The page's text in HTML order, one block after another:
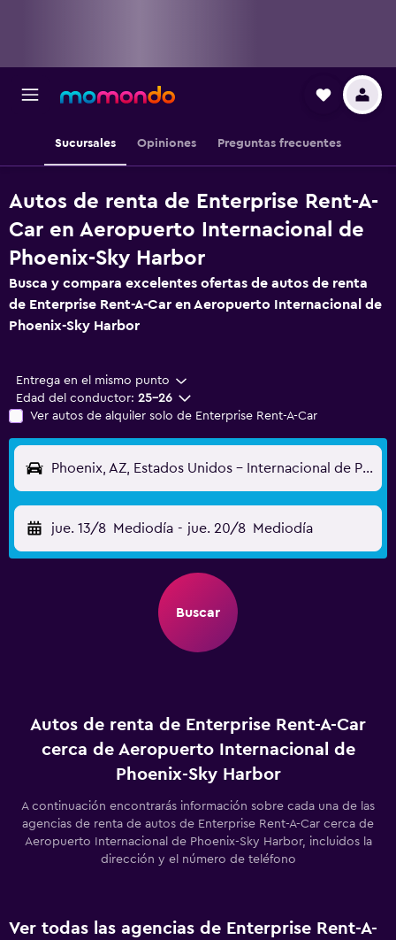
Sucursales Opiniones Preguntas frecuentes
Autos de renta de Enterprise Rent-A-
Car en Aeropuerto Internacional de
Phoenix-Sky Harbor
Busca y compara excelentes ofertas de autos de renta
de Enterprise Rent-A-Car en Aeropuerto Internacional de
Phoenix-Sky Harbor
Entrega en el mismo punto
Edad del conductor: 25-26
Ver autos de alquiler solo de Enterprise Rent-A-Car
Phoenix, AZ, Estados Unidos - Internacional de Phoenix-Sky Harbor (PHX)
jue. 13/8 Mediodía - jue. 20/8 Mediodía
Buscar
Autos de renta de Enterprise Rent-A-Car
cerca de Aeropuerto Internacional de
Phoenix-Sky Harbor
A continuación encontrarás información sobre cada una de las
agencias de renta de autos de Enterprise Rent-A-Car cerca de
Aeropuerto Internacional de Phoenix-Sky Harbor, incluidos la
dirección y el número de teléfono
Ver todas las agencias de Enterprise Rent-A-